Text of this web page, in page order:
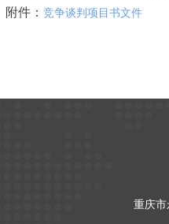
附件： 竞争谈判项目书文件
重庆市